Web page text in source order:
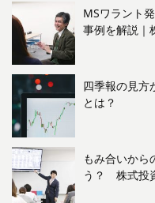
MSワラント
事例を解説｜
四季報の見方
とは？
もみ合いから
う？ 株式投